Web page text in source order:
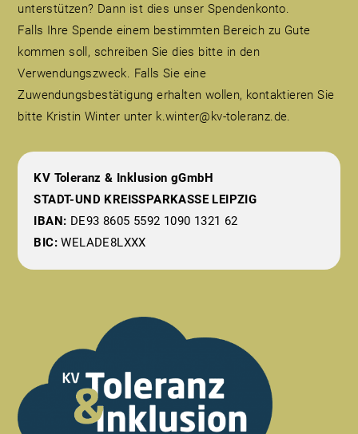
unterstützen? Dann ist dies unser Spendenkonto.
Falls Ihre Spende einem bestimmten Bereich zu Gute
kommen soll, schreiben Sie dies bitte in den
Verwendungszweck. Falls Sie eine
Zuwendungsbestätigung erhalten wollen, kontaktieren Sie
bitte Kristin Winter unter k.winter@kv-toleranz.de.
KV Toleranz & Inklusion gGmbH
STADT-UND KREISSPARKASSE LEIPZIG
IBAN: DE93 8605 5592 1090 1321 62
BIC: WELADE8LXXX